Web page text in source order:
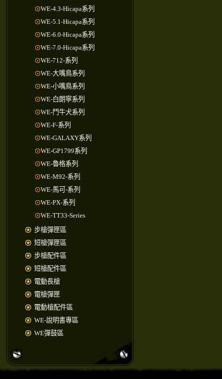
WE-4.3-Hicapa系列
WE-5.1-Hicapa系列
WE-6.0-Hicapa系列
WE-7.0-Hicapa系列
WE-712-系列
WE-大嘴鳥系列
WE-小嘴鳥系列
WE-白朗寧系列
WE-鬥牛犬系列
WE-F-系列
WE-GALAXY系列
WE-GP1799系列
WE-魯格系列
WE-M92-系列
WE-馬可-系列
WE-PX-系列
WE-TT33-Series
步槍彈匣區
短槍彈匣區
步槍配件區
短槍配件區
電動長槍
電槍彈匣
電動槍配件區
WE-說明書專區
WE彈鼓區